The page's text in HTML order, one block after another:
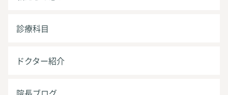
診療科目
ドクター紹介